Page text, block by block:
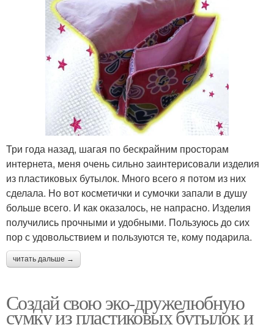
Три года назад, шагая по бескрайним просторам
интернета, меня очень сильно заинтерисовали изделия
из пластиковых бутылок. Много всего я потом из них
сделала. Но вот косметички и сумочки запали в душу
больше всего. И как оказалось, не напрасно. Изделия
получились прочными и удобными. Пользуюсь до сих
пор с удовольствием и пользуются те, кому подарила.
читать дальше →
Создай свою эко-дружелюбную
сумку из пластиковых бутылок и